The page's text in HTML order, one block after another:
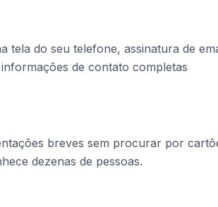
tela do seu telefone, assinatura de
de contato completas
breves sem procurar por
dezenas de pessoas.